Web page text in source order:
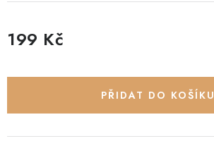
199 Kč
PŘIDAT DO KOŠÍKU